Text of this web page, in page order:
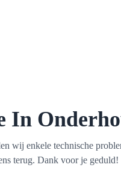
In
wij enkele technische
terug. Dank voor je geduld!